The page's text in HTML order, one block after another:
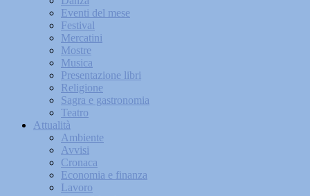
Eventi del mese
Festival
Mercatini
Mostre
Musica
Presentazione libri
Religione
Sagra e gastronomia
Teatro
Attualità
Ambiente
Avvisi
Cronaca
Economia e finanza
Lavoro